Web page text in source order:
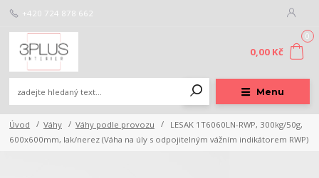
Menu
+420 724 878 662
0
0,00 Kč
Úvod Váhy Váhy podle provozu
LESAK 1T6060LN-RWP, 300kg/50g,
600x600mm, lak/nerez (Váha na úly s odpojitelným vážním indikátorem RWP)